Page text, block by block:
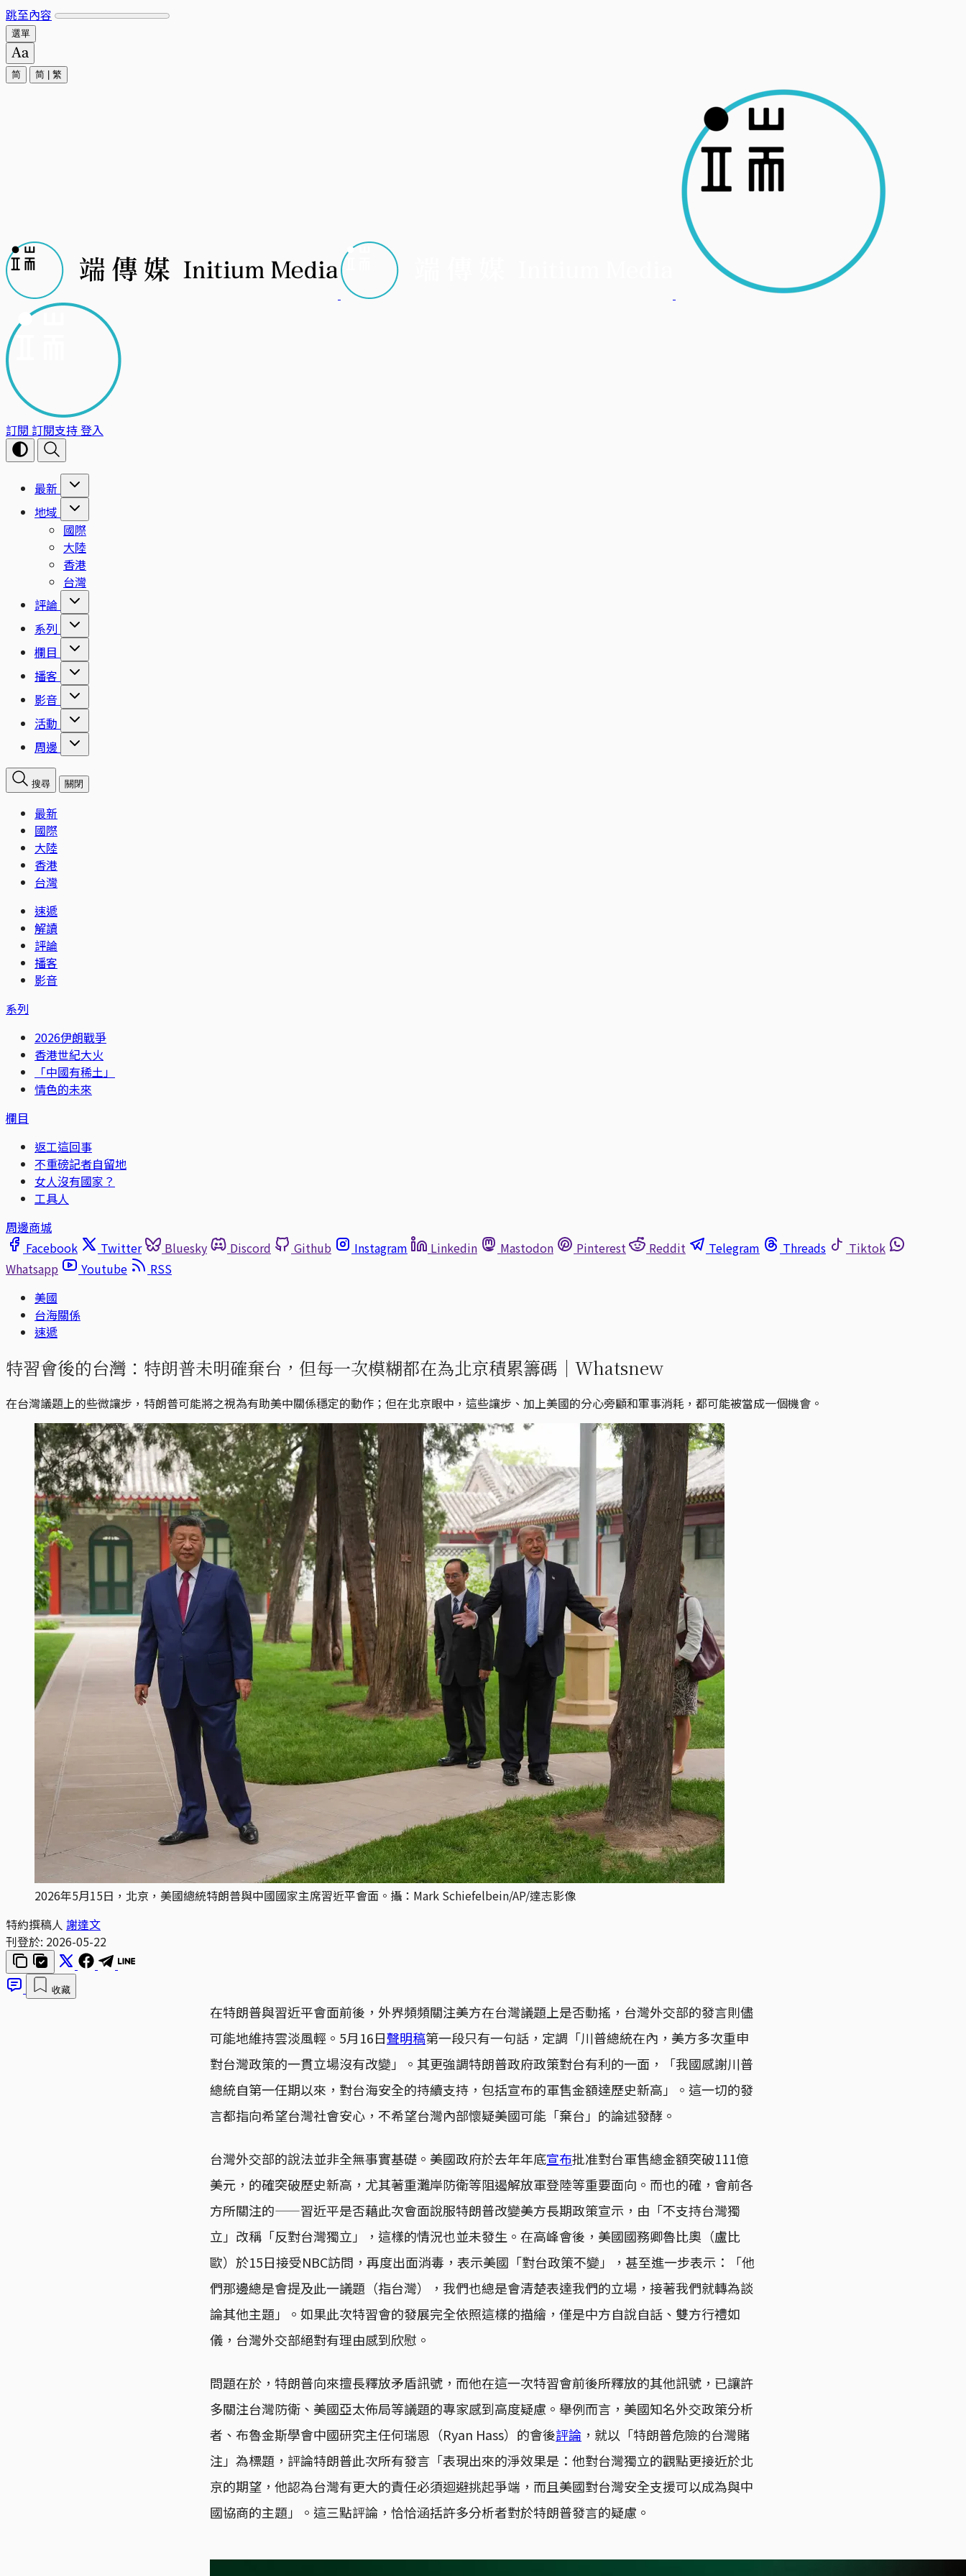
跳至內容
選單
简 简 繁
訂閱 訂閱支持登入
最新
地域
國際
大陸
香港
台灣
評論
系列
欄目
播客
影音
活動
周邊
搜尋 關閉
最新
國際
大陸
香港
台灣
速遞
解讀
評論
播客
影音
系列
2026伊朗戰爭
香港世紀大火
「中國有稀土」
情色的未來
欄目
返工這回事
不重磅記者自留地
女人沒有國家？
工具人
周邊商城
Facebook
Twitter Bluesky Discord Github Instagram Linkedin Mastodon Pinterest Reddit Telegram Threads
Tiktok
Whatsapp
Youtube
RSS
美國
台海關係
速遞
特習會後的台灣：特朗普未明確棄台，但每一次模糊都在為北京積累籌碼｜Whatsnew
在台灣議題上的些微讓步，特朗普可能將之視為有助美中關係穩定的動作；但在北京眼中，這些讓步、加上美國的分心旁顧和軍事消耗，都可能被當成一個機會。
2026年5月15日，北京，美國總統特朗普與中國國家主席習近平會面。攝：Mark Schiefelbein/AP/達志影像
特約撰稿人 謝達文
刊登於: 2026-05-22
收藏
在特朗普與習近平會面前後，外界頻頻關注美方在台灣議題上是否動搖，台灣外交部的發言則儘
可能地維持雲淡風輕。5月16日聲明稿第一段只有一句話，定調「川普總統在內，美方多次重申
對台灣政策的一貫立場沒有改變」。其更強調特朗普政府政策對台有利的一面，「我國感謝川普
總統自第一任期以來，對台海安全的持續支持，包括宣布的軍售金額達歷史新高」。這一切的發
言都指向希望台灣社會安心，不希望台灣內部懷疑美國可能「棄台」的論述發酵。
台灣外交部的說法並非全無事實基礎。美國政府於去年年底宣布批准對台軍售總金額突破111億
美元，的確突破歷史新高，尤其著重灘岸防衛等阻遏解放軍登陸等重要面向。而也的確，會前各
方所關注的——習近平是否藉此次會面說服特朗普改變美方長期政策宣示，由「不支持台灣獨
立」改稱「反對台灣獨立」，這樣的情況也並未發生。在高峰會後，美國國務卿魯比奧（盧比
歐）於15日接受NBC訪問，再度出面消毒，表示美國「對台政策不變」，甚至進一步表示：「他
們那邊總是會提及此一議題（指台灣），我們也總是會清楚表達我們的立場，接著我們就轉為談
論其他主題」。如果此次特習會的發展完全依照這樣的描繪，僅是中方自說自話、雙方行禮如
儀，台灣外交部絕對有理由感到欣慰。
問題在於，特朗普向來擅長釋放矛盾訊號，而他在這一次特習會前後所釋放的其他訊號，已讓許
多關注台灣防衛、美國亞太佈局等議題的專家感到高度疑慮。舉例而言，美國知名外交政策分析
者、布魯金斯學會中國研究主任何瑞恩（Ryan Hass）的會後評論 ，就以「特朗普危險的台灣賭
注」為標題，評論特朗普此次所有發言「表現出來的淨效果是：他對台灣獨立的觀點更接近於北
京的期望，他認為台灣有更大的責任必須迴避挑起爭端，而且美國對台灣安全支援可以成為與中
國協商的主題」。這三點評論，恰恰涵括許多分析者對於特朗普發言的疑慮。